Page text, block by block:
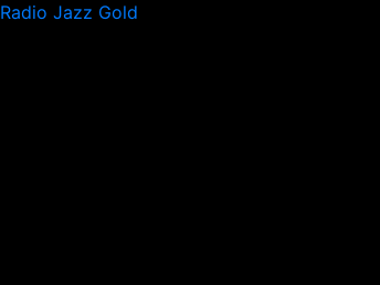
Radio Jazz Gold